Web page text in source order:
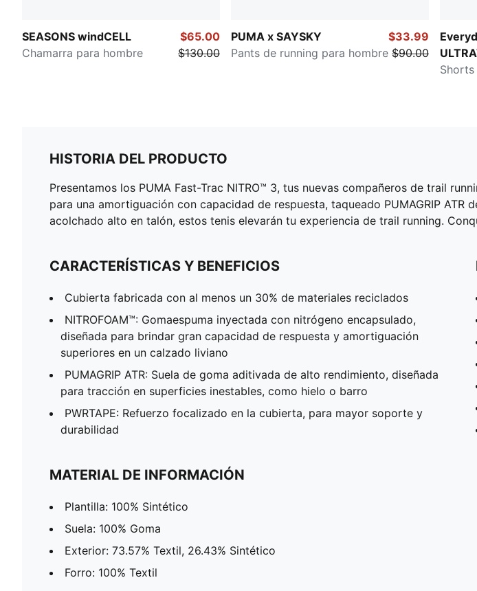
SEASONS windCELL
Chamarra para hombre
$65.00
$130.00
PUMA x SAYSKY
Pants de running para hombre
$33.99
$90.00
HISTORIA DEL PRODUCTO
Presentamos los PUMA Fast-Trac NITRO™ 3, tus nuevas compañeros de trail
para una amortiguación con capacidad de respuesta, taqueado PUMAGRIP
acolchado alto en talón, estos tenis elevarán tu experiencia de trail running.
CARACTERÍSTICAS Y BENEFICIOS
Cubierta fabricada con al menos un 30% de materiales reciclados
NITROFOAM™: Gomaespuma inyectada con nitrógeno encapsulado,
diseñada para brindar gran capacidad de respuesta y amortiguación
superiores en un calzado liviano
PUMAGRIP ATR: Suela de goma aditivada de alto rendimiento, diseñada
para tracción en superficies inestables, como hielo o barro
PWRTAPE: Refuerzo focalizado en la cubierta, para mayor soporte y
durabilidad
MATERIAL DE INFORMACIÓN
Plantilla: 100% Sintético
Suela: 100% Goma
Exterior: 73.57% Textil, 26.43% Sintético
Forro: 100% Textil